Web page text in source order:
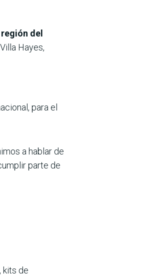
del
Hayes,
para el
a hablar de
parte de
kits de